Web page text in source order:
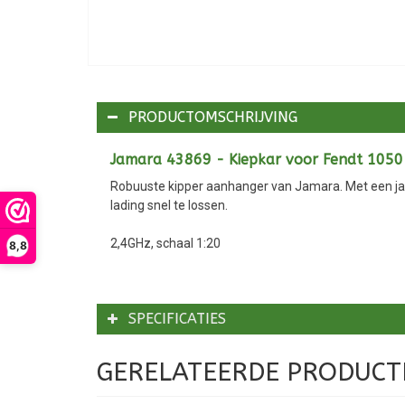
8,8
PRODUCTOMSCHRIJVING
Jamara 43869 - Kiepkar voor Fendt 1050
Robuuste kipper aanhanger van Jamara. Met een
lading snel te lossen.
2,4GHz, schaal 1:20
SPECIFICATIES
GERELATEERDE